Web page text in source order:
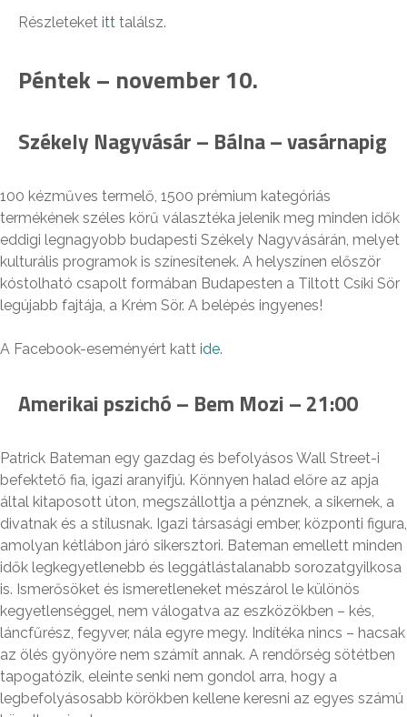
Részleteket itt találsz.
Péntek – november 10.
Székely Nagyvásár – Bálna – vasárnapig
100 kézműves termelő, 1500 prémium kategóriás
termékének széles körű választéka jelenik meg minden idők
eddigi legnagyobb budapesti Székely Nagyvásárán, melyet
kulturális programok is színesítenek. A helyszínen először
kóstolható csapolt formában Budapesten a Tiltott Csíki Sör
legújabb fajtája, a Krém Sör. A belépés ingyenes!
A Facebook-eseményért katt ide.
Amerikai pszichó – Bem Mozi – 21:00
Patrick Bateman egy gazdag és befolyásos Wall Street-i
befektető fia, igazi aranyifjú. Könnyen halad előre az apja
által kitaposott úton, megszállottja a pénznek, a sikernek, a
divatnak és a stílusnak. Igazi társasági ember, központi figura,
amolyan kétlábon járó sikersztori. Bateman emellett minden
idők legkegyetlenebb és leggátlástalanabb sorozatgyilkosa
is. Ismerősöket és ismeretleneket mészárol le különös
kegyetlenséggel, nem válogatva az eszközökben – kés,
láncfűrész, fegyver, nála egyre megy. Indítéka nincs – hacsak
az ölés gyönyöre nem számít annak. A rendőrség sötétben
tapogatózik, eleinte senki nem gondol arra, hogy a
legbefolyásosabb körökben kellene keresni az egyes számú